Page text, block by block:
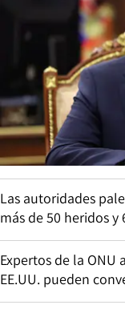
Las autoridades
más de 50 heridos
Expertos de la ONU
EE.UU. pueden